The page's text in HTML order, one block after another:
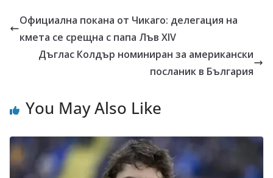
Официална покана от Чикаго: делегация на
кмета се срещна с папа Лъв XIV
Дъглас Колдър номиниран за американски
посланик в България
You May Also Like